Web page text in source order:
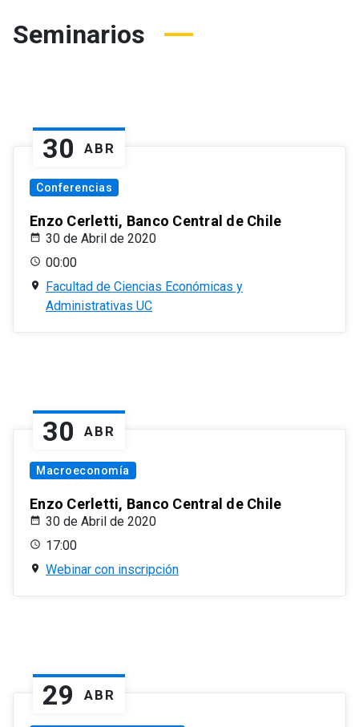
Seminarios
30 ABR
Conferencias
Enzo Cerletti, Banco Central de Chile
30 de Abril de 2020
00:00
Facultad de Ciencias Económicas y
Administrativas UC
30 ABR
Macroeconomía
Enzo Cerletti, Banco Central de Chile
30 de Abril de 2020
17:00
Webinar con inscripción
29 ABR